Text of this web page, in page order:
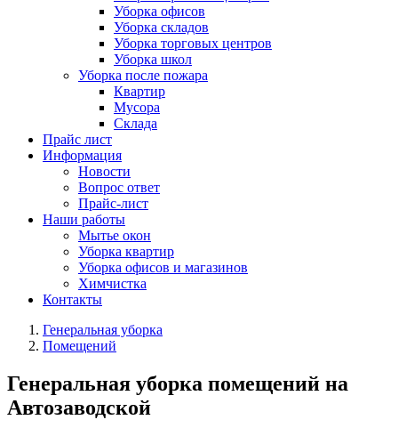
Уборка офисов
Уборка складов
Уборка торговых центров
Уборка школ
Уборка после пожара
Квартир
Мусора
Склада
Прайс лист
Информация
Новости
Вопрос ответ
Прайс-лист
Наши работы
Мытье окон
Уборка квартир
Уборка офисов и магазинов
Химчистка
Контакты
Генеральная уборка
Помещений
Генеральная уборка помещений на
Автозаводской